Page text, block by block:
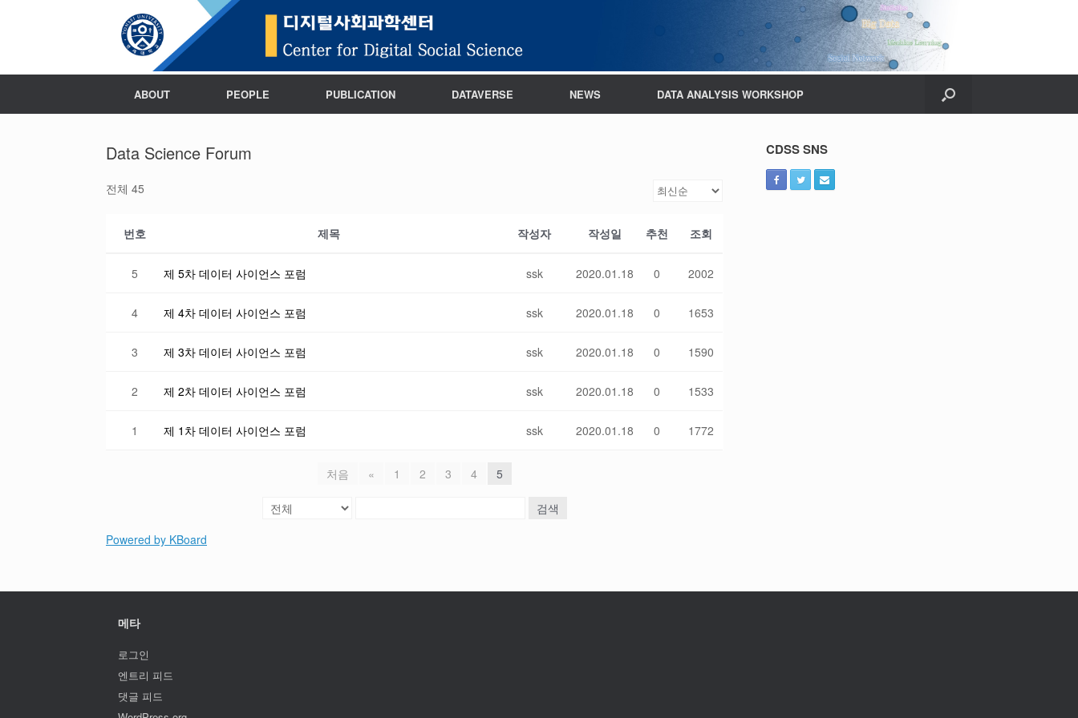
ABOUT PEOPLE PUBLICATION DATAVERSE NEWS DATA ANALYSIS WORKSHOP
Data Science Forum
전체 45
번호 제목 작성자 작성일 추천 조회
5 제 5차 데이터 사이언스 포럼 ssk 2020.01.18 0 2002
4 제 4차 데이터 사이언스 포럼 ssk 2020.01.18 0 1653
3 제 3차 데이터 사이언스 포럼 ssk 2020.01.18 0 1590
2 제 2차 데이터 사이언스 포럼 ssk 2020.01.18 0 1533
1 제 1차 데이터 사이언스 포럼 ssk 2020.01.18 0 1772
처음 « 1 2 3 4 5
검색
Powered by KBoard
CDSS SNS
메타
로그인
엔트리 피드
댓글 피드